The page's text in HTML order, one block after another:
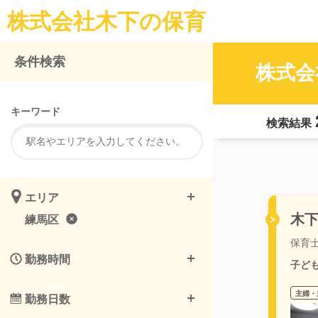
株式会社木下の保育
株式
検索結果
木
保育
子ど
主婦
条件検索
キーワード
エリア
練馬区
勤務時間
勤務日数